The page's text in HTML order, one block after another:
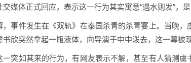
交媒体正式回应，表示这一行为其实寓意“遇水则发”，
，事件发生在《双轨》在泰国杀青的杀青宴上。当晚
书欣突然拿起一瓶液体，向导演于中中泼去，这一幕被
一突如其来的行为，有网友表示不解，甚至有人猜测